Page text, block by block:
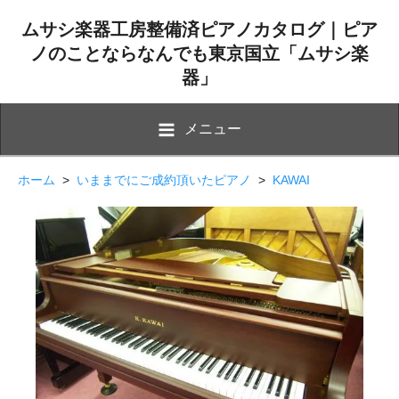
ムサシ楽器工房整備済ピアノカタログ｜ピア
ノのことならなんでも東京国立「ムサシ楽
器」
メニュー
ホーム > いままでにご成約頂いたピアノ > KAWAI